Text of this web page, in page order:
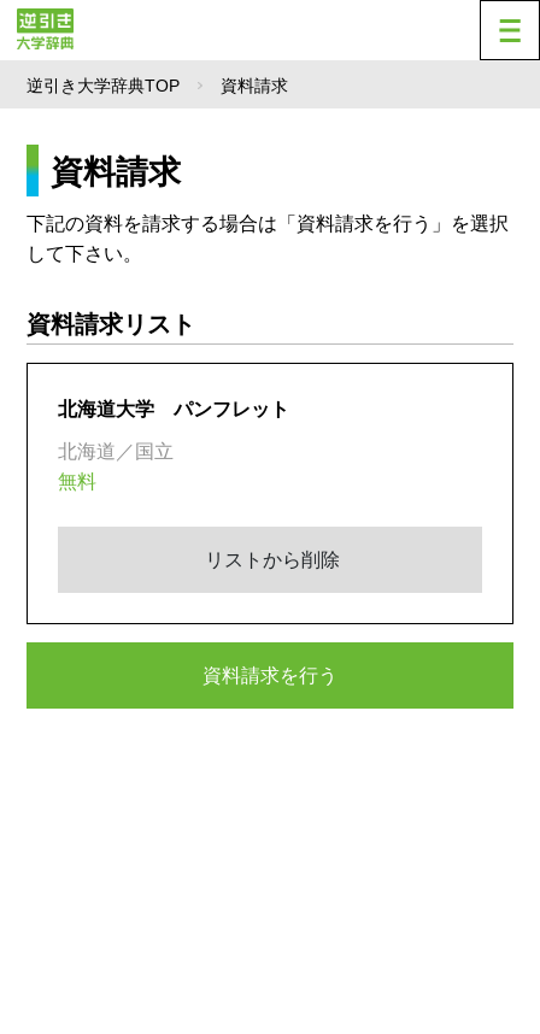
逆引き大学辞典TOP 資料請求
資料請求
下記の資料を請求する場合は「資料請求を行う」を選択
して下さい。
資料請求リスト
北海道大学 パンフレット
北海道／国立
無料
リストから削除
資料請求を行う